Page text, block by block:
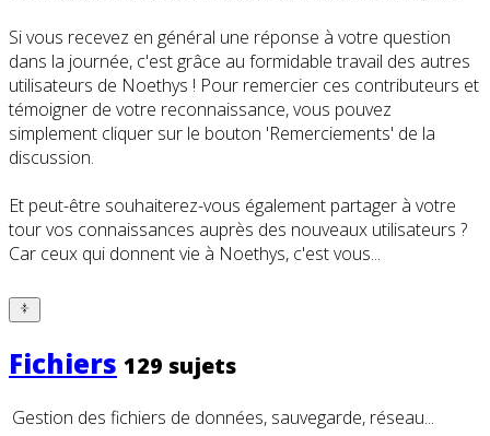
Si vous recevez en général une réponse à votre question
dans la journée, c'est grâce au formidable travail des autres
utilisateurs de Noethys ! Pour remercier ces contributeurs et
témoigner de votre reconnaissance, vous pouvez
simplement cliquer sur le bouton 'Remerciements' de la
discussion.
Et peut-être souhaiterez-vous également partager à votre
tour vos connaissances auprès des nouveaux utilisateurs ?
Car ceux qui donnent vie à Noethys, c'est vous...
Fichiers 129 sujets
Gestion des fichiers de données, sauvegarde, réseau...